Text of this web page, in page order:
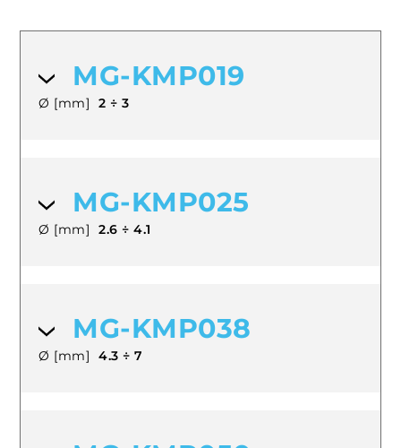
MG-KMP019
Ø [mm] 2 ÷ 3
MG-KMP025
Ø [mm] 2.6 ÷ 4.1
MG-KMP038
Ø [mm] 4.3 ÷ 7